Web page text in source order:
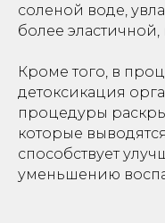
соленой воде,
более эластичной,
Кроме того, в
детоксикация
процедуры
которые
способствует
уменьшению